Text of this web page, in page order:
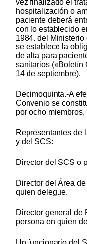
vez finalizado el
hospitalización o
paciente deberá
con lo establecido
1984, del
se establece la
de alta para
sanitarios («Boletín
14 de septiembre).
Decimoquinta.-A
Convenio se
por ocho
Representantes de
y del SCS:
Director del SCS o
Director del Área
quien delegue.
Director general de
persona en quien
Un funcionario del